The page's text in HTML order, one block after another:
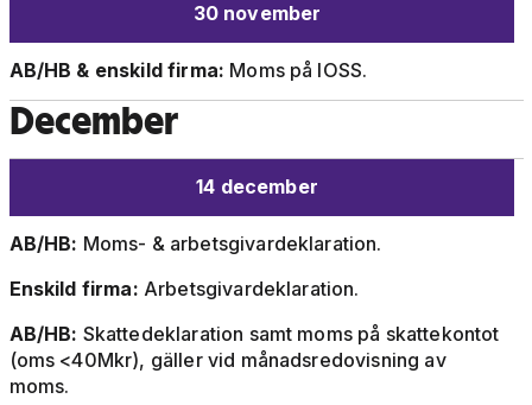
30 november
AB/HB & enskild firma: Moms på IOSS.
December
14 december
AB/HB: Moms- & arbetsgivardeklaration.
Enskild firma: Arbetsgivardeklaration.
AB/HB: Skattedeklaration samt moms på skattekontot
(oms <40Mkr), gäller vid månadsredovisning av
moms.